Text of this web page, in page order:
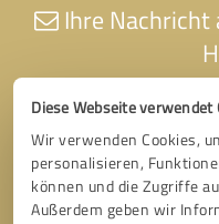
Diese Webseite verwendet
Wir verwenden Cookies,
personalisieren,
können und die Zugriffe
Außerdem geben wir
Ihre